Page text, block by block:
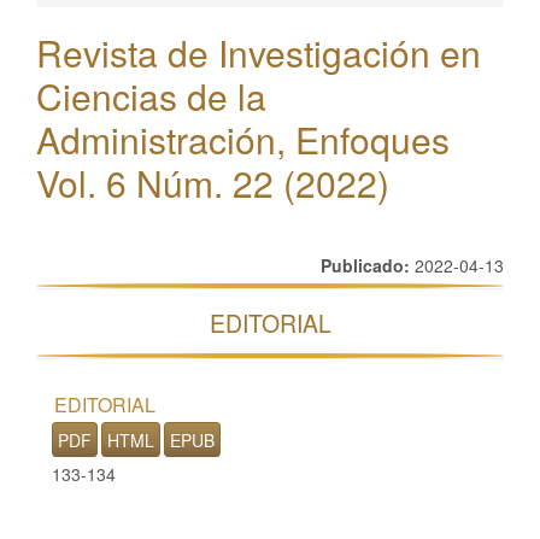
Revista de Investigación en
Ciencias de la
Administración, Enfoques
Vol. 6 Núm. 22 (2022)
Publicado: 2022-04-13
EDITORIAL
EDITORIAL
PDF HTML
EPUB
133-134